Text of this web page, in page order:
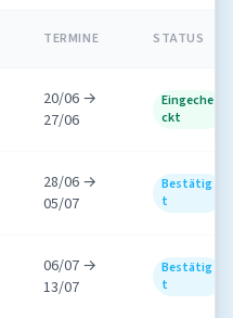
TERMINE STATUS
20/06 →
27/06
Eingeche
ckt
28/06 →
05/07
Bestätig
t
06/07 →
13/07
Bestätig
t